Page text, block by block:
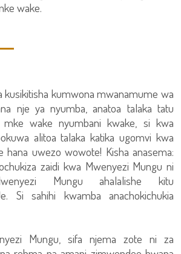
wake.
kusikitisha kumwona mwanamume wa
nje ya nyumba, anatoa talaka tatu
mke wake nyumbani kwake, si kwa
alitoa talaka katika ugomvi kwa
hana uwezo wowote! Kisha anasema:
zaidi kwa Mwenyezi Mungu ni
Mungu ahalalishe kitu
Si sahihi kwamba anachokichukia
Mungu, sifa njema zote ni za